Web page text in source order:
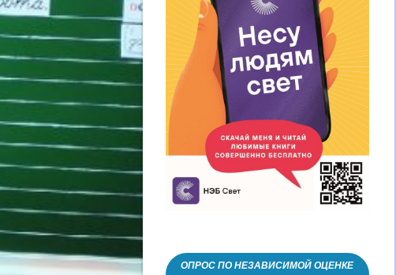
ОПРОС ПО НЕЗАВИСИМОЙ ОЦЕНКЕ